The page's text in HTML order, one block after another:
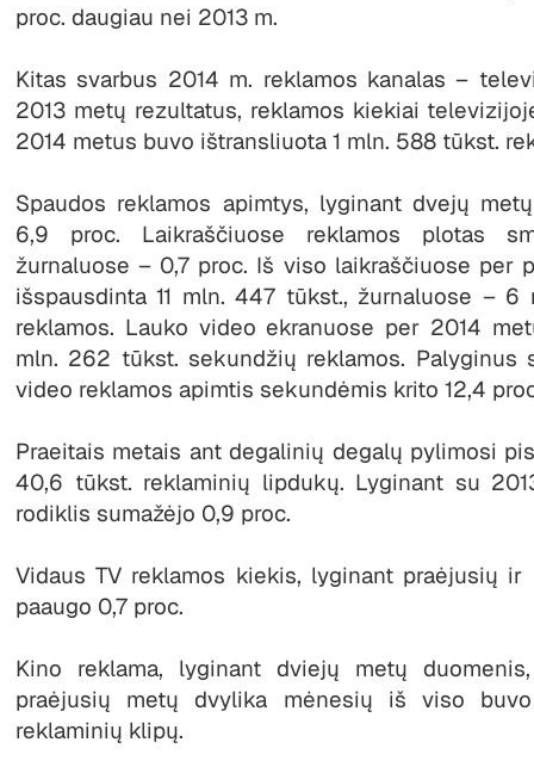
proc. daugiau nei 2013 m.
Kitas svarbus 2014 m. reklamos kanalas –
2013 metų rezultatus, reklamos kiekiai
2014 metus buvo ištransliuota 1 mln. 588 tūkst.
Spaudos reklamos apimtys, lyginant dvejų
6,9 proc. Laikraščiuose reklamos plotas
žurnaluose – 0,7 proc. Iš viso laikraščiuose per
išspausdinta 11 mln. 447 tūkst., žurnaluose – 6
reklamos. Lauko video ekranuose per 2014
mln. 262 tūkst. sekundžių reklamos. Palyginus
video reklamos apimtis sekundėmis krito 12,4
Praeitais metais ant degalinių degalų pylimosi
40,6 tūkst. reklaminių lipdukų. Lyginant su
rodiklis sumažėjo 0,9 proc.
Vidaus TV reklamos kiekis, lyginant praėjusių ir
paaugo 0,7 proc.
Kino reklama, lyginant dviejų metų
praėjusių metų dvylika mėnesių iš viso
reklaminių klipų.